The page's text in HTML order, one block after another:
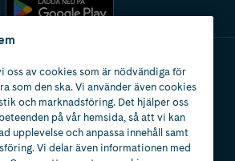
oss av cookies som är nödvändiga för
som den ska. Vi använder även cookies
och marknadsföring. Det hjälper oss
på vår hemsida, så att vi kan
upplevelse och anpassa innehåll samt
Vi delar även informationen med